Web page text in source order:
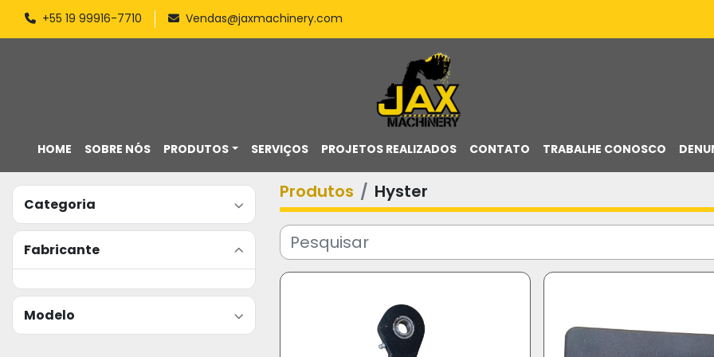
+55 19 99916-7710 Vendas@jaxmachinery.com
HOME PRODUTOS
SOBRE NÓS SERVIÇOS PROJETOS REALIZADOS CONTATO TRABALHE CONOSCO
Categoria
Fabricante
Modelo
Produtos Hyster